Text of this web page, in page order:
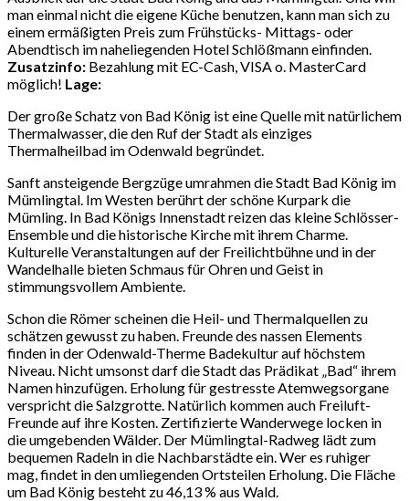
man einmal nicht die eigene Küche benutzen, kann man sich zu
einem ermäßigten Preis zum Frühstücks- Mittags- oder
Abendtisch im naheliegenden Hotel Schlößmann einfinden.
Zusatzinfo: Bezahlung mit EC-Cash, VISA o. MasterCard
möglich! Lage:
Der große Schatz von Bad König ist eine Quelle mit natürlichem
Thermalwasser, die den Ruf der Stadt als einziges
Thermalheilbad im Odenwald begründet.
Sanft ansteigende Bergzüge umrahmen die Stadt Bad König im
Mümlingtal. Im Westen berührt der schöne Kurpark die
Mümling. In Bad Königs Innenstadt reizen das kleine Schlösser-
Ensemble und die historische Kirche mit ihrem Charme.
Kulturelle Veranstaltungen auf der Freilichtbühne und in der
Wandelhalle bieten Schmaus für Ohren und Geist in
stimmungsvollem Ambiente.
Schon die Römer scheinen die Heil- und Thermalquellen zu
schätzen gewusst zu haben. Freunde des nassen Elements
finden in der Odenwald-Therme Badekultur auf höchstem
Niveau. Nicht umsonst darf die Stadt das Prädikat „Bad“ ihrem
Namen hinzufügen. Erholung für gestresste Atemwegsorgane
verspricht die Salzgrotte. Natürlich kommen auch Freiluft-
Freunde auf ihre Kosten. Zertifizierte Wanderwege locken in
die umgebenden Wälder. Der Mümlingtal-Radweg lädt zum
bequemen Radeln in die Nachbarstädte ein. Wer es ruhiger
mag, findet in den umliegenden Ortsteilen Erholung. Die Fläche
um Bad König besteht zu 46,13 % aus Wald.